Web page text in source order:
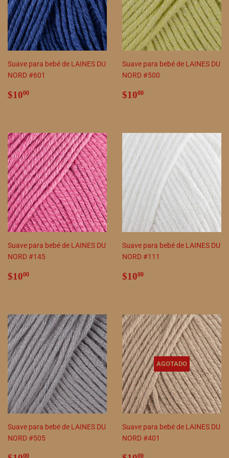
Suave para bebé de LAINES DU
NORD #601
Precio
$1000
Suave para bebé de LAINES DU
NORD #500
Precio
$1000
Suave para bebé de LAINES DU
NORD #145
Precio
$1000
Suave para bebé de LAINES DU
NORD #111
Precio
$1000
Suave para bebé de LAINES DU
NORD #505
00
AGOTADO
Suave para bebé de LAINES DU
NORD #401
00